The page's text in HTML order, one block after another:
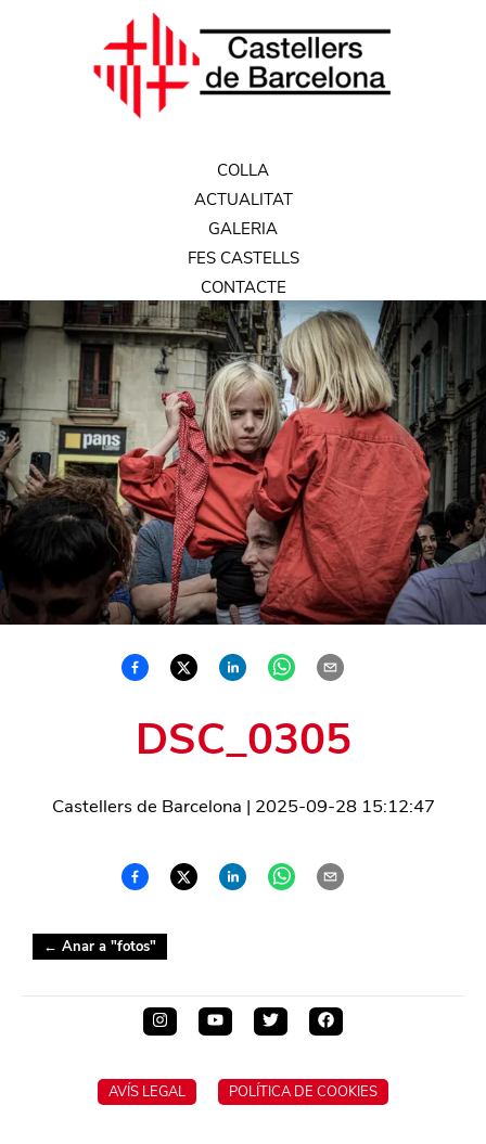
COLLA
ACTUALITAT
GALERIA
FES CASTELLS
CONTACTE
DSC_0305
Castellers de Barcelona | 2025-09-28 15:12:47
← Anar a "fotos"
AVÍS LEGAL POLÍTICA DE COOKIES